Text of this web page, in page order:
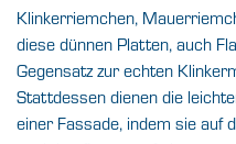
Klinkerriemchen,
diese dünnen Platten, auch
Gegensatz zur echten
Stattdessen dienen die
einer Fassade, indem sie auf